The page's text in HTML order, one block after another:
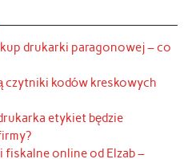
drukarki paragonowej – co
czytniki kodów kreskowych
etykiet będzie
fiskalne online od Elzab –